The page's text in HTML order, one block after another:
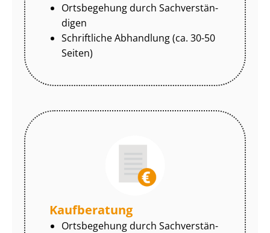
Ortsbegehung durch Sach­ver­stän­
di­gen
Schriftliche Abhandlung (ca. 30-50
Seiten)
Kaufberatung
Ortsbegehung durch Sach­ver­stän­